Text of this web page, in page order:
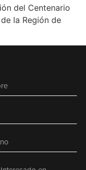
del Centenario
la Región de